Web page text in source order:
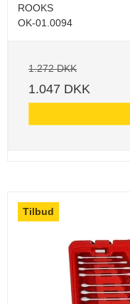
ROOKS
OK-01.0094
1.272 DKK
1.047 DKK
Tilbud